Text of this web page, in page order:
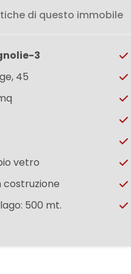
di questo immobile
3
45
vetro
costruzione
500 mt.